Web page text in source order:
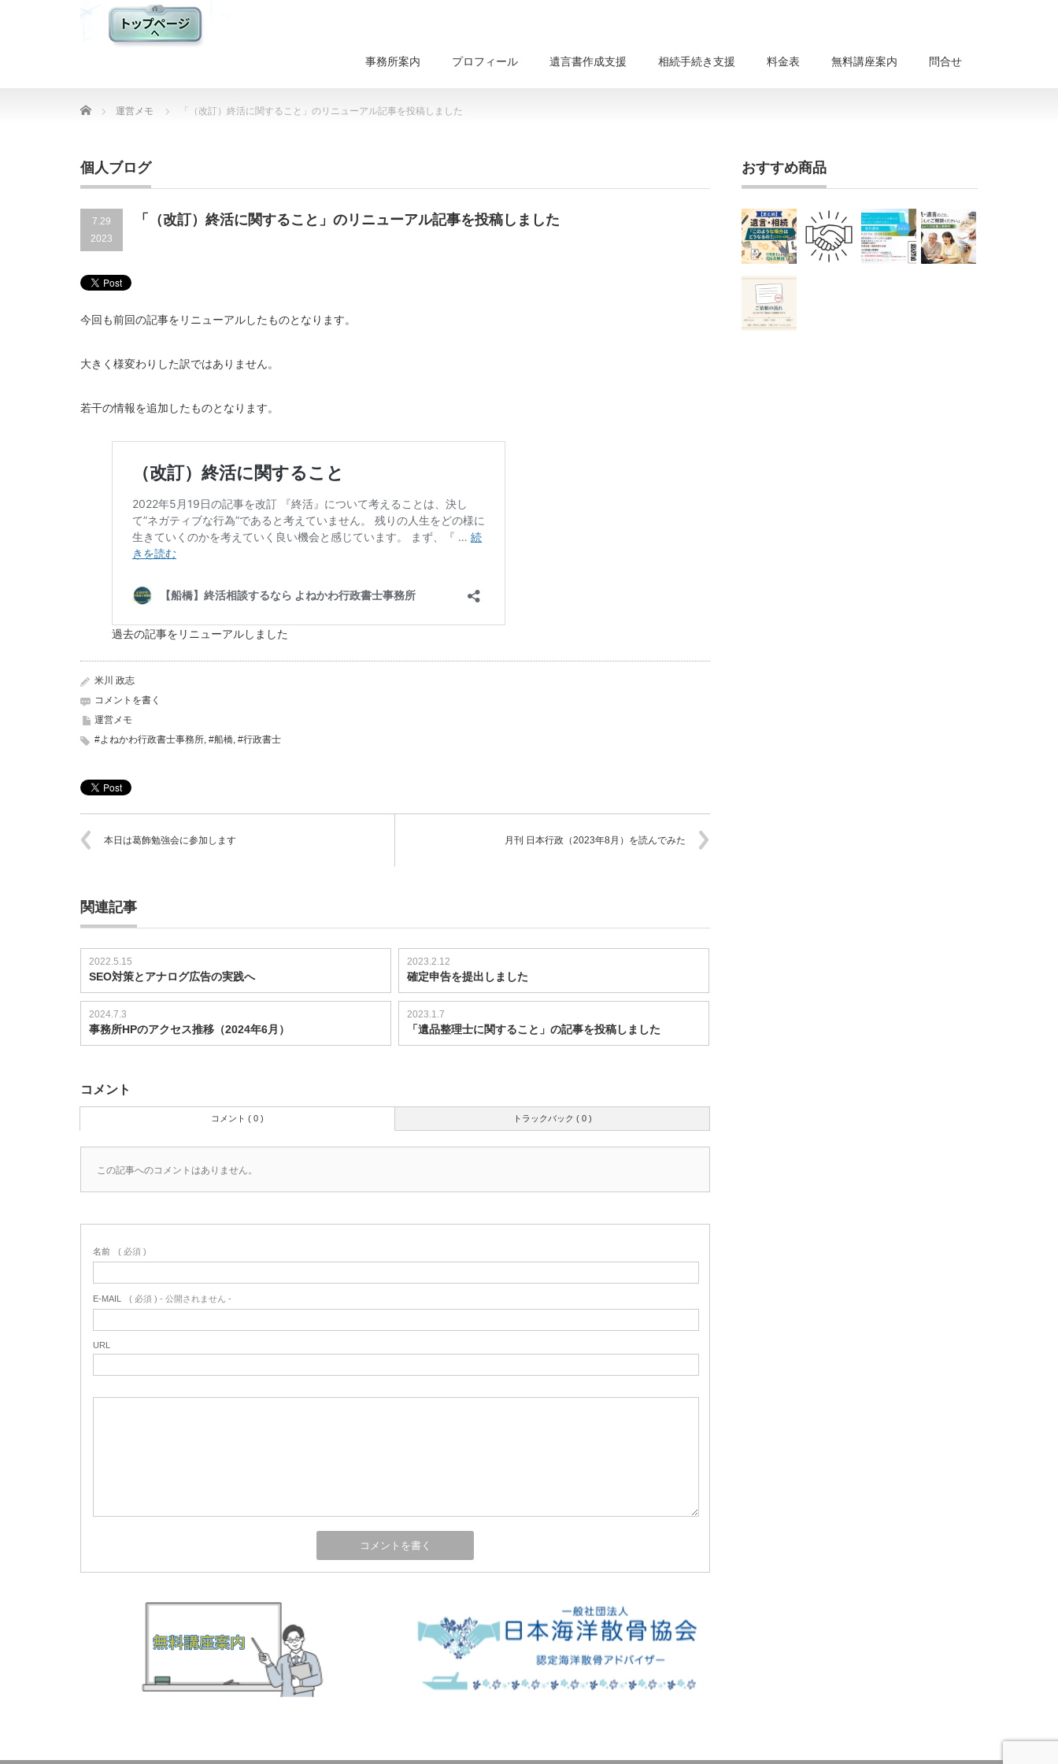
事務所案内 プロフィール 遺言書作成支援 相続手続き支援 料金表 無料講座案内 問合せ
Home 運営メモ 「（改訂）終活に関すること」のリニューアル記事を投稿しました
個人ブログ
7.29
2023
「（改訂）終活に関すること」のリニューアル記事を投稿しました
今回も前回の記事をリニューアルしたものとなります。
大きく様変わりした訳ではありません。
若干の情報を追加したものとなります。
過去の記事をリニューアルしました
米川 政志
コメントを書く
運営メモ
#よねかわ行政書士事務所, #船橋, #行政書士
本日は葛飾勉強会に参加します 月刊 日本行政（2023年8月）を読んでみた
関連記事
2022.5.15
SEO対策とアナログ広告の実践へ
2023.2.12
確定申告を提出しました
2024.7.3
事務所HPのアクセス推移（2024年6月）
2023.1.7
「遺品整理士に関すること」の記事を投稿しました
コメント
トラックバック ( 0 )
コメント ( 0 )
この記事へのコメントはありません。
名前 ( 必須 )
E-MAIL ( 必須 ) - 公開されません -
URL
おすすめ商品